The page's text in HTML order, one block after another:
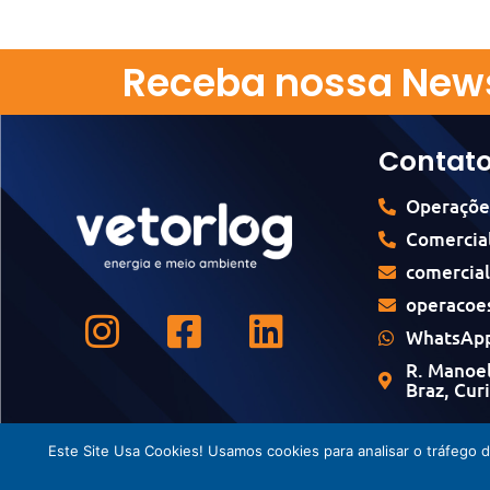
Receba nossa
R.
Braz,
Este Site Usa Cookies! Usamos cookies para analisar o